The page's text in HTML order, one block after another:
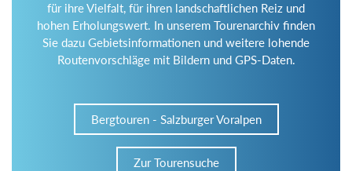
für ihre Vielfalt, für ihren landschaftlichen Reiz und
hohen Erholungswert. In unserem Tourenarchiv finden
Sie dazu Gebietsinformationen und weitere lohende
Routenvorschläge mit Bildern und GPS-Daten.
Bergtouren - Salzburger Voralpen
Zur Tourensuche